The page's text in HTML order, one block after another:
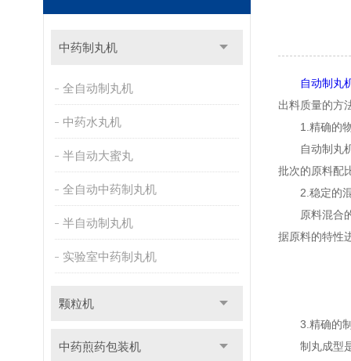
中药制丸机
全自动制丸机
中药水丸机
半自动大蜜丸
全自动中药制丸机
半自动制丸机
实验室中药制丸机
颗粒机
中药煎药包装机
自动制丸
出料质量的方
1.精确的物
自动制丸机
批次的原料配
2.稳定的混
原料混合的
据原料的特性
3.精确的制
制丸成型是